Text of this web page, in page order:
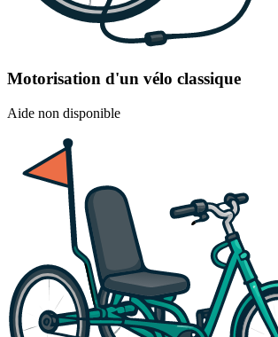
Motorisation d'un vélo classique
Aide non disponible